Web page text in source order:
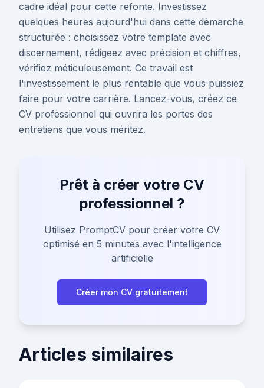
cadre idéal pour cette refonte. Investissez
quelques heures aujourd'hui dans cette démarche
structurée : choisissez votre template avec
discernement, rédigeez avec précision et chiffres,
vérifiez méticuleusement. Ce travail est
l'investissement le plus rentable que vous puissiez
faire pour votre carrière. Lancez-vous, créez ce
CV professionnel qui ouvrira les portes des
entretiens que vous méritez.
Prêt à créer votre CV
professionnel ?
Utilisez PromptCV pour créer votre CV
optimisé en 5 minutes avec l'intelligence
artificielle
Créer mon CV gratuitement
Articles similaires